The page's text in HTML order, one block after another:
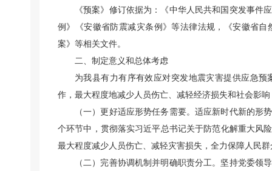
《预案》修订依据为：《中华人民共和国突发事件
例》《安徽省防震减灾条例》等法律法规，《安徽省
案》等相关文件。
二、制定意义和总体考虑
为我县有力有序有效应对突发地震灾害提供应急
作，最大程度地减少人员伤亡、减轻经济损失和社会影
（一）更好适应形势任务需要。适应新时代新的形
个环节中，贯彻落实习近平总书记关于防范化解重大风
最大程度减少人员伤亡、减轻灾害损失，全力保障人民
（二）完善协调机制并明确职责分工。坚持党委领